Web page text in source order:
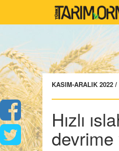
KASIM-ARALIK 2022
Hızlı
devrime